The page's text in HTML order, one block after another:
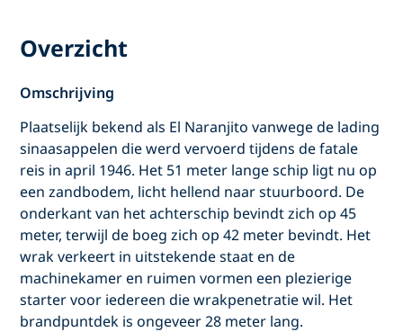
Overzicht
Omschrijving
Plaatselijk bekend als El Naranjito vanwege de lading
sinaasappelen die werd vervoerd tijdens de fatale
reis in april 1946. Het 51 meter lange schip ligt nu op
een zandbodem, licht hellend naar stuurboord. De
onderkant van het achterschip bevindt zich op 45
meter, terwijl de boeg zich op 42 meter bevindt. Het
wrak verkeert in uitstekende staat en de
machinekamer en ruimen vormen een plezierige
starter voor iedereen die wrakpenetratie wil. Het
brandpuntdek is ongeveer 28 meter lang.